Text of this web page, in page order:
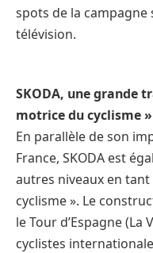
spots de la
télévision.
SKODA, une grande
motrice du cyclisme »
En parallèle de son
France, SKODA est
autres niveaux en
cyclisme ». Le
le Tour d’Espagne (La
cyclistes